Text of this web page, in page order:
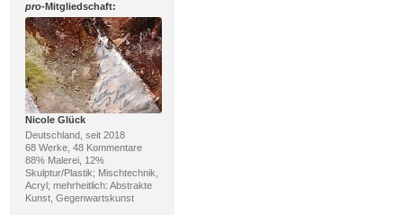
pro-Mitgliedschaft:
Nicole Glück
Deutschland, seit 2018
68 Werke, 48 Kommentare
88% Malerei, 12%
Skulptur/Plastik; Mischtechnik,
Acryl; mehrheitlich: Abstrakte
Kunst, Gegenwartskunst